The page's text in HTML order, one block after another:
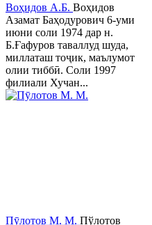
Воҳидов А.Б. Воҳидов
Азамат Баҳодурович 6-уми
июни соли 1974 дар н.
Б.Ғафуров таваллуд шуда,
миллаташ тоҷик, маълумот
олии тиббӣ. Соли 1997
филиали Хучан...
Пӯлотов М. М. Пўлотов